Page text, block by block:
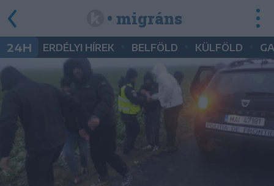
• migráns
24H ERDÉLYI HÍREK BELFÖLD KÜLFÖLD